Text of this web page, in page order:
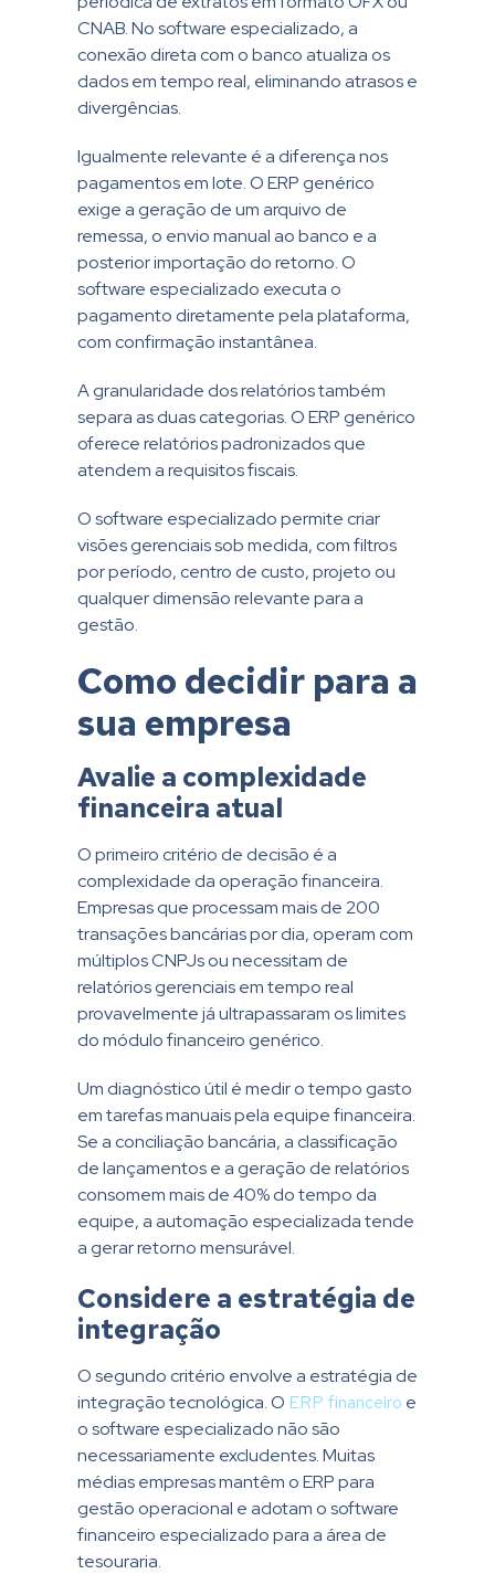
CNAB. No software especializado, a
conexão direta com o banco atualiza os
dados em tempo real, eliminando atrasos e
divergências.
Igualmente relevante é a diferença nos
pagamentos em lote. O ERP genérico
exige a geração de um arquivo de
remessa, o envio manual ao banco e a
posterior importação do retorno. O
software especializado executa o
pagamento diretamente pela plataforma,
com confirmação instantânea.
A granularidade dos relatórios também
separa as duas categorias. O ERP genérico
oferece relatórios padronizados que
atendem a requisitos fiscais.
O software especializado permite criar
visões gerenciais sob medida, com filtros
por período, centro de custo, projeto ou
qualquer dimensão relevante para a
gestão.
Como decidir para a
sua empresa
Avalie a complexidade
financeira atual
O primeiro critério de decisão é a
complexidade da operação financeira.
Empresas que processam mais de 200
transações bancárias por dia, operam com
múltiplos CNPJs ou necessitam de
relatórios gerenciais em tempo real
provavelmente já ultrapassaram os limites
do módulo financeiro genérico.
Um diagnóstico útil é medir o tempo gasto
em tarefas manuais pela equipe financeira.
Se a conciliação bancária, a classificação
de lançamentos e a geração de relatórios
consomem mais de 40% do tempo da
equipe, a automação especializada tende
a gerar retorno mensurável.
Considere a estratégia de
integração
O segundo critério envolve a estratégia de
integração tecnológica. O ERP financeiro e
o software especializado não são
necessariamente excludentes. Muitas
médias empresas mantêm o ERP para
gestão operacional e adotam o software
financeiro especializado para a área de
tesouraria.